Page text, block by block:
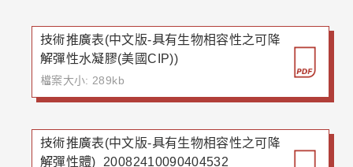
技術推廣表(中文版-具有生物相容性之可降
解彈性水凝膠(美國CIP))
檔案大小: 289kb
技術推廣表(中文版-具有生物相容性之可降
解彈性體)_20082410090404532